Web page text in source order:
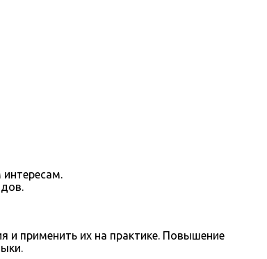
применить их на практике. Повышение